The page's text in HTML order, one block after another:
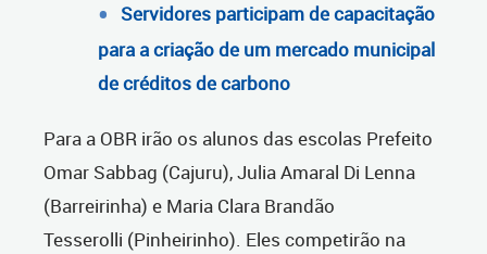
Servidores participam de capacitação
para a criação de um mercado municipal
de créditos de carbono
Para a OBR irão os alunos das escolas Prefeito
Omar Sabbag (Cajuru), Julia Amaral Di Lenna
(Barreirinha) e Maria Clara Brandão
Tesserolli (Pinheirinho). Eles competirão na